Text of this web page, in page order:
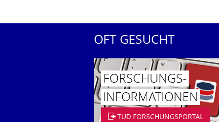
OFT GESUCHT
FORSCHUNGS­
INFORMATIO­NEN
TUD FORSCHUNGSPORTAL